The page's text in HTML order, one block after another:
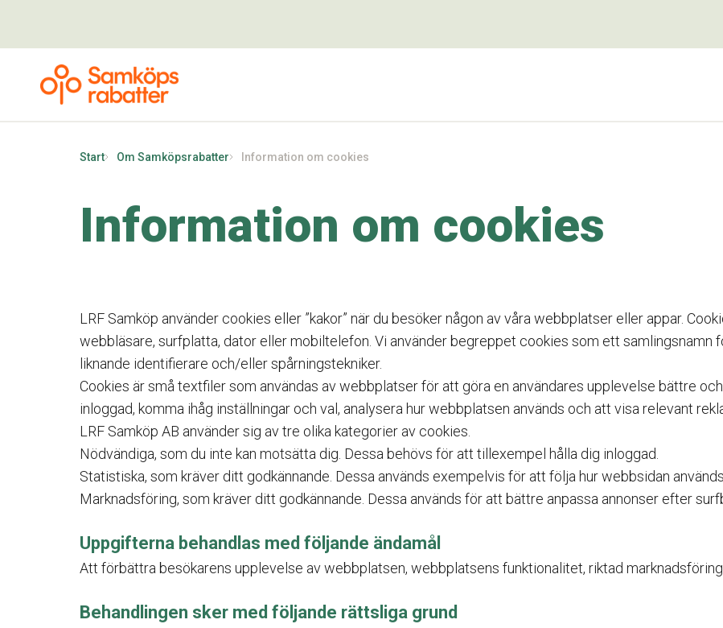
Start Om Samköpsrabatter Information om cookies
Information om cookies
LRF Samköp använder cookies eller ”kakor” när du besöker någon av våra webbplatser eller appar.
webbläsare, surfplatta, dator eller mobiltelefon. Vi använder begreppet cookies som ett samlingsnamn
liknande identifierare och/eller spårningstekniker.
Cookies är små textfiler som användas av webbplatser för att göra en användares upplevelse bättre
inloggad, komma ihåg inställningar och val, analysera hur webbplatsen används och att visa relevant
LRF Samköp AB använder sig av tre olika kategorier av cookies.
Nödvändiga, som du inte kan motsätta dig. Dessa behövs för att tillexempel hålla dig inloggad.
Statistiska, som kräver ditt godkännande. Dessa används exempelvis för att följa hur webbsidan används.
Marknadsföring, som kräver ditt godkännande. Dessa används för att bättre anpassa annonser efter
Uppgifterna behandlas med följande ändamål
Att förbättra besökarens upplevelse av webbplatsen, webbplatsens funktionalitet, riktad
Behandlingen sker med följande rättsliga grund